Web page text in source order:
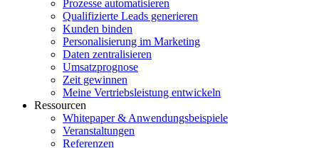
Prozesse automatisieren
Qualifizierte Leads generieren
Kunden binden
Personalisierung im Marketing
Daten zentralisieren
Umsatzprognose
Zeit gewinnen
Meine Vertriebsleistung entwickeln
Ressourcen
Whitepaper & Anwendungsbeispiele
Veranstaltungen
Referenzen